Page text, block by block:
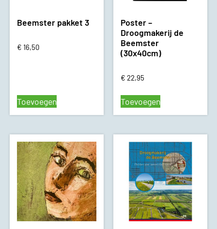
Beemster pakket 3
€ 16,50
Toevoegen
Poster –
Droogmakerij de
Beemster
(30x40cm)
€ 22,95
Toevoegen